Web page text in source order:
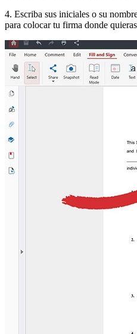
4. Escriba sus iniciales o su
para colocar tu firma donde